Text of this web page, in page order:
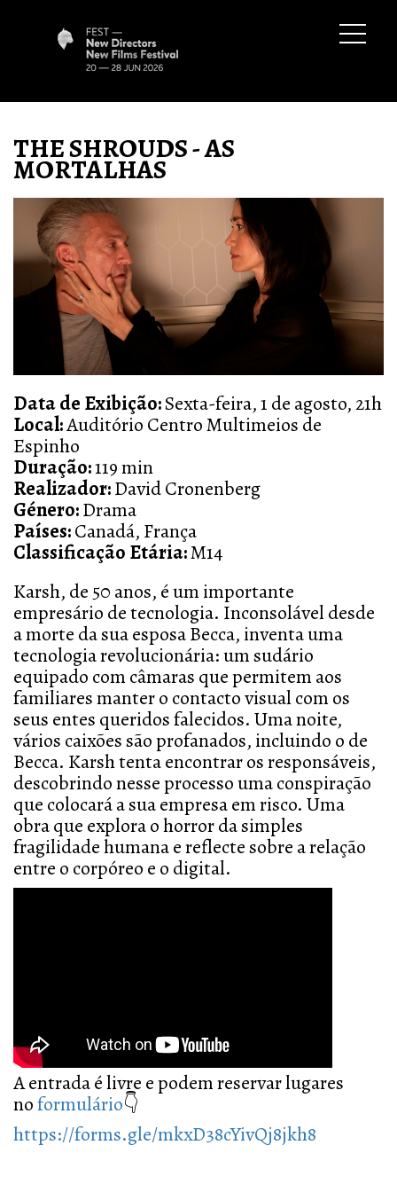
THE SHROUDS - AS
MORTALHAS
Data de Exibição:Sexta-feira, 1 de agosto, 21h
Local:Auditório Centro Multimeios de
Espinho
Duração:119 min
Realizador:David Cronenberg
Género:Drama
Países:Canadá, França
Classificação Etária:M14
Karsh, de 50 anos, é um importante
empresário de tecnologia. Inconsolável desde
a morte da sua esposa Becca, inventa uma
tecnologia revolucionária: um sudário
equipado com câmaras que permitem aos
familiares manter o contacto visual com os
seus entes queridos falecidos. Uma noite,
vários caixões são profanados, incluindo o de
Becca. Karsh tenta encontrar os responsáveis,
descobrindo nesse processo uma conspiração
que colocará a sua empresa em risco. Uma
obra que explora o horror da simples
fragilidade humana e reflecte sobre a relação
entre o corpóreo e o digital.
A entrada é livre e podem reservar lugares
noformulário👇
https://forms.gle/mkxD38cYivQj8jkh8